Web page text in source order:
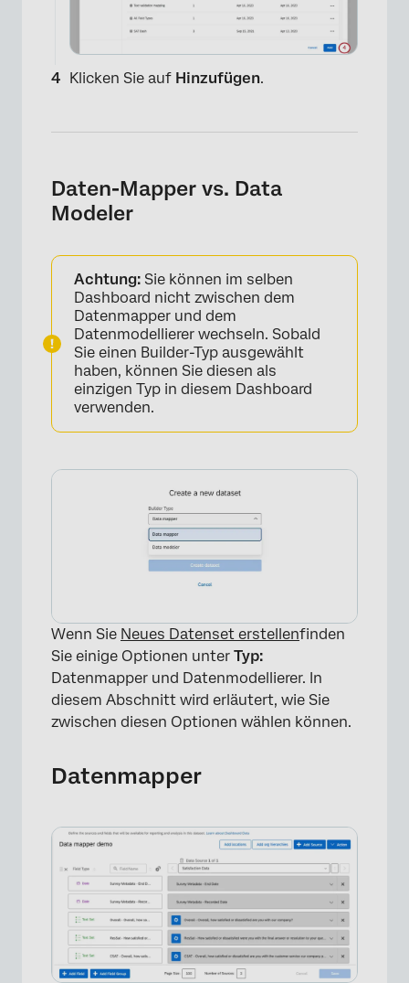
Klicken Sie auf Hinzufügen.
Daten-Mapper vs. Data
Modeler
Achtung: Sie können im selben
Dashboard nicht zwischen dem
Datenmapper und dem
Datenmodellierer wechseln. Sobald
Sie einen Builder-Typ ausgewählt
haben, können Sie diesen als
einzigen Typ in diesem Dashboard
verwenden.
Wenn Sie Neues Datenset erstellenfinden
Sie einige Optionen unter Typ:
Datenmapper und Datenmodellierer. In
diesem Abschnitt wird erläutert, wie Sie
zwischen diesen Optionen wählen können.
Datenmapper